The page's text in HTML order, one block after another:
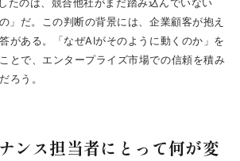
」だ。この判断の背景には、企業顧客が抱え
がある。「なぜAIがそのように動くのか」を
とで、エンタープライズ市場での信頼を積み
ろう。
ンス担当者にとって何が変